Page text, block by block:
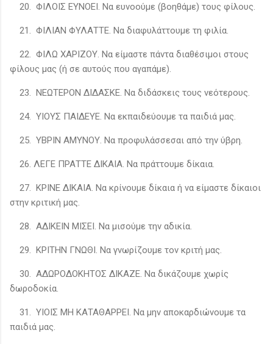
20. ΦΙΛΟΙΣ ΕΥΝΟΕΙ. Να ευνοούμε (βοηθάμε) τους φίλους.
21. ΦΙΛΙΑΝ ΦΥΛΑΤΤΕ. Να διαφυλάττουμε τη φιλία.
22. ΦΙΛΩ ΧΑΡΙΖΟΥ. Να είμαστε πάντα διαθέσιμοι στους
φίλους μας (ή σε αυτούς που αγαπάμε).
23. ΝΕΩΤΕΡΟΝ ΔΙΔΑΣΚΕ. Να διδάσκεις τους νεότερους.
24. ΥΙΟΥΣ ΠΑΙΔΕΥΕ. Να εκπαιδεύουμε τα παιδιά μας.
25. ΥΒΡΙΝ ΑΜΥΝΟΥ. Να προφυλάσσεσαι από την ύβρη.
26. ΛΕΓΕ ΠΡΑΤΤΕ ΔΙΚΑΙΑ. Να πράττουμε δίκαια.
27. ΚΡΙΝΕ ΔΙΚΑΙΑ. Να κρίνουμε δίκαια ή να είμαστε δίκαιοι
στην κριτική μας.
28. ΑΔΙΚΕΙΝ ΜΙΣΕΙ. Να μισούμε την αδικία.
29. ΚΡΙΤΗΝ ΓΝΩΘΙ. Να γνωρίζουμε τον κριτή μας.
30. ΑΔΩΡΟΔΟΚΗΤΟΣ ΔΙΚΑΖΕ. Να δικάζουμε χωρίς
δωροδοκία.
31. ΥΙΟΙΣ ΜΗ ΚΑΤΑΘΑΡΡΕΙ. Να μην αποκαρδιώνουμε τα
παιδιά μας.